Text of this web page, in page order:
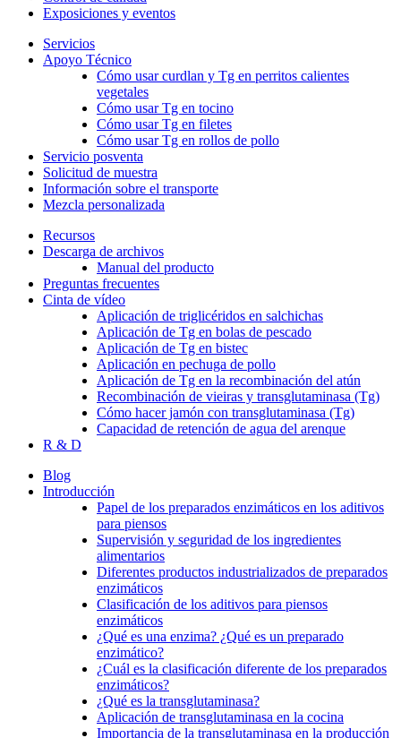
Exposiciones y eventos
Servicios
Apoyo Técnico
Cómo usar curdlan y Tg en perritos calientes
vegetales
Cómo usar Tg en tocino
Cómo usar Tg en filetes
Cómo usar Tg en rollos de pollo
Servicio posventa
Solicitud de muestra
Información sobre el transporte
Mezcla personalizada
Recursos
Descarga de archivos
Manual del producto
Preguntas frecuentes
Cinta de vídeo
Aplicación de triglicéridos en salchichas
Aplicación de Tg en bolas de pescado
Aplicación de Tg en bistec
Aplicación en pechuga de pollo
Aplicación de Tg en la recombinación del atún
Recombinación de vieiras y transglutaminasa (Tg)
Cómo hacer jamón con transglutaminasa (Tg)
Capacidad de retención de agua del arenque
R & D
Blog
Introducción
Papel de los preparados enzimáticos en los aditivos
para piensos
Supervisión y seguridad de los ingredientes
alimentarios
Diferentes productos industrializados de preparados
enzimáticos
Clasificación de los aditivos para piensos
enzimáticos
¿Qué es una enzima? ¿Qué es un preparado
enzimático?
¿Cuál es la clasificación diferente de los preparados
enzimáticos?
¿Qué es la transglutaminasa?
Aplicación de transglutaminasa en la cocina
Importancia de la transglutaminasa en la producción